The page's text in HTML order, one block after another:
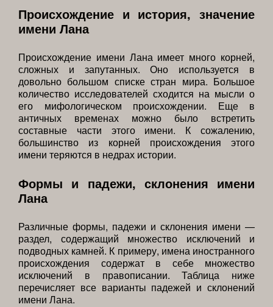
Происхождение и история, значение
имени Лана
Происхождение имени Лана имеет много корней,
сложных и запутанных. Оно используется в
довольно большом списке стран мира. Большое
количество исследователей сходится на мысли о
его мифологическом происхождении. Еще в
античных временах можно было встретить
составные части этого имени. К сожалению,
большинство из корней происхождения этого
имени теряются в недрах истории.
Формы и падежи, склонения имени
Лана
Различные формы, падежи и склонения имени —
раздел, содержащий множество исключений и
подводных камней. К примеру, имена иностранного
происхождения содержат в себе множество
исключений в правописании. Таблица ниже
перечисляет все варианты падежей и склонений
имени Лана.